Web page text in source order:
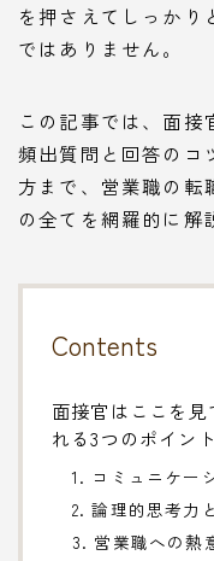
を押さえてしっかり
ではありません。
この記事では、面接
頻出質問と回答のコ
方まで、営業職の転
の全てを網羅的に解
Contents
面接官はここを
れる3つのポイント
1. コミュニケー
2. 論理的思考力
3. 営業職への熱